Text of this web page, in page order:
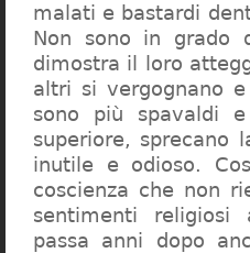
malati e bastardi
Non sono in grado
dimostra il loro
altri si vergognano
sono più spavaldi
superiore, sprecano
inutile e odioso.
coscienza che non
sentimenti religiosi
passa anni dopo